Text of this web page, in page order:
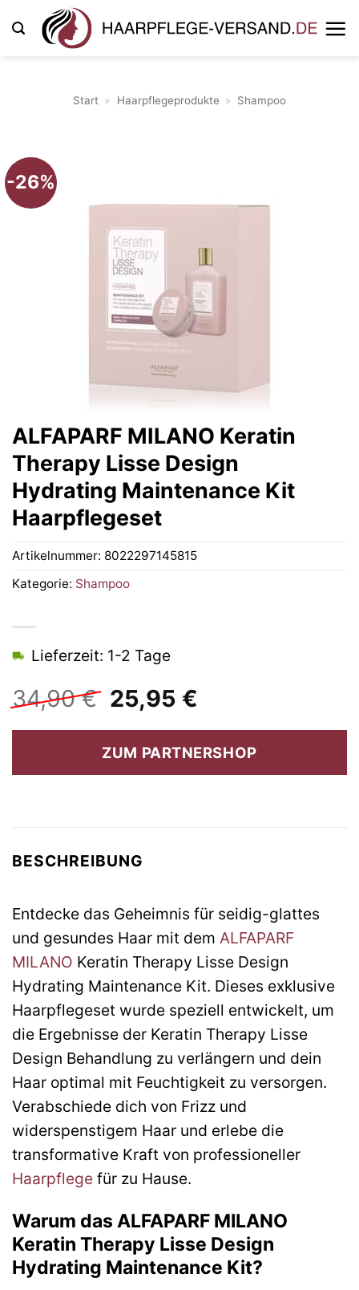
Inhalt
Start » Haarpflegeprodukte » Shampoo
-26%
ALFAPARF MILANO Keratin
Therapy Lisse Design
Hydrating Maintenance Kit
Haarpflegeset
34,90€ Ursprünglicher
Preis
war:
34,90 €
25,95 €
ist:
25,95 €.
Lieferzeit: 1-2 Tage
ZUM PARTNERSHOP
Artikelnummer: 8022297145815
Kategorie: Shampoo
BESCHREIBUNG
Entdecke das Geheimnis für seidig-glattes
und gesundes Haar mit dem ALFAPARF
MILANO Keratin Therapy Lisse Design
Hydrating Maintenance Kit. Dieses exklusive
Haarpflegeset wurde speziell entwickelt, um
die Ergebnisse der Keratin Therapy Lisse
Design Behandlung zu verlängern und dein
Haar optimal mit Feuchtigkeit zu versorgen.
Verabschiede dich von Frizz und
widerspenstigem Haar und erlebe die
transformative Kraft von professioneller
Haarpflege für zu Hause.
Warum das ALFAPARF MILANO
Keratin Therapy Lisse Design
Hydrating Maintenance Kit?